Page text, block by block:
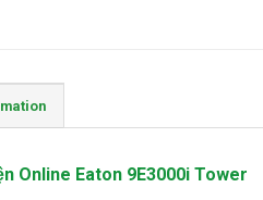
Online Eaton 9E3000i Tower